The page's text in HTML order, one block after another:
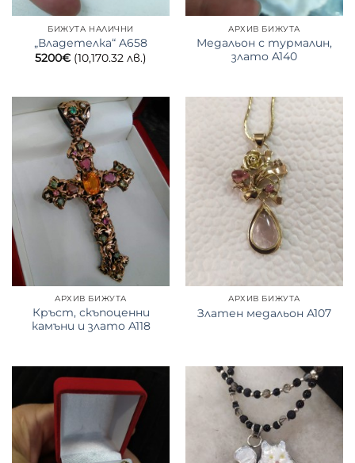
БИЖУТА НАЛИЧНИ
„Владетелка“ A658
5200€ (10,170.32 лв.)
АРХИВ БИЖУТА
Медальон с турмалин,
злато A140
АРХИВ БИЖУТА
Кръст, скъпоценни
камъни и злато A118
АРХИВ БИЖУТА
Златен медальон A107